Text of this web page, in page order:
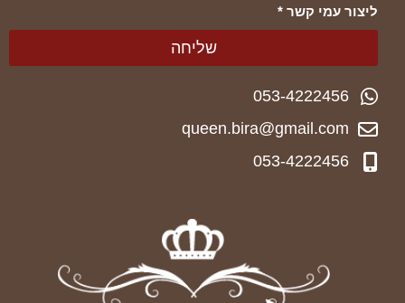
053-4222456
queen.bira@gmail.com
053-4222456
ליצור עמי קשר *
שליחה